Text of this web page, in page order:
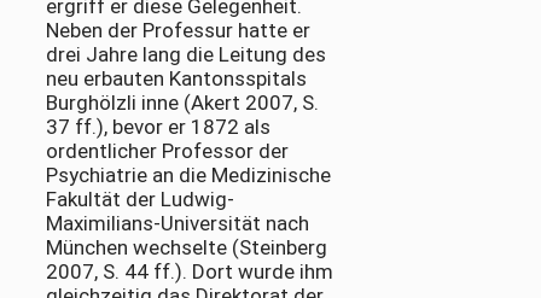
ergriff er diese Gelegenheit.
Neben der Professur hatte er
drei Jahre lang die Leitung des
neu erbauten Kantonsspitals
Burghölzli inne (Akert 2007, S.
37 ff.), bevor er 1872 als
ordentlicher Professor der
Psychiatrie an die Medizinische
Fakultät der Ludwig-
Maximilians-Universität nach
München wechselte (Steinberg
2007, S. 44 ff.). Dort wurde ihm